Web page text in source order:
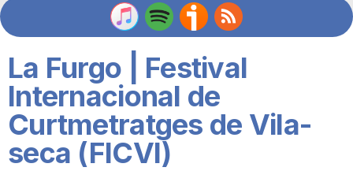
o
C
La Furgo | Festival
Internacional de
Curtmetratges de Vila-
seca (FICVI)